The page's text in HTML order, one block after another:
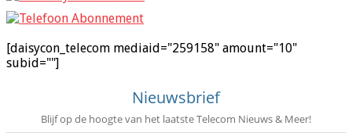
[daisycon_telecom mediaid="259158" amount="10"
subid=""]
Nieuwsbrief
Blijf op de hoogte van het laatste Telecom Nieuws & Meer!